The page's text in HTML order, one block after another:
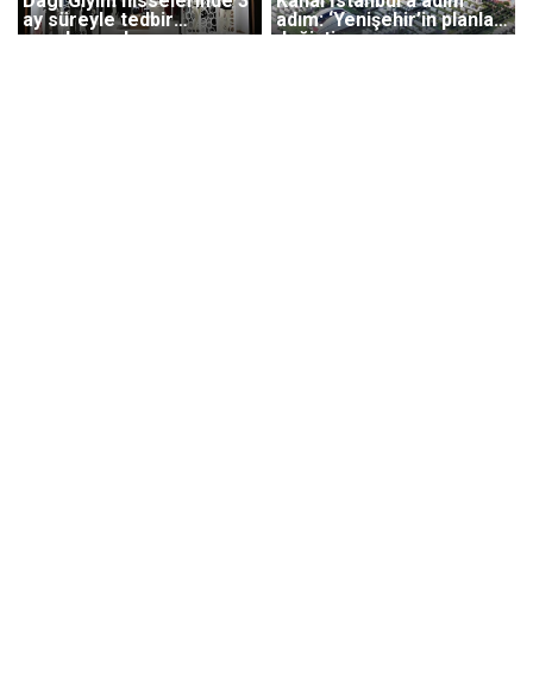
ay süreyle tedbir
uygulanacak
adım: ‘Yenişehir’in planları
değişti